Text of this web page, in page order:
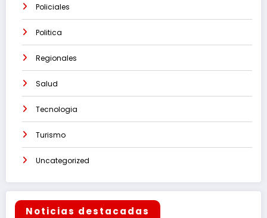
Policiales
Politica
Regionales
Salud
Tecnologia
Turismo
Uncategorized
Noticias destacadas